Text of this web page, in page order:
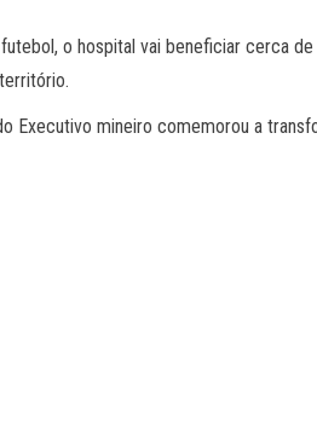
o hospital vai beneficiar cerca
Executivo mineiro comemorou a